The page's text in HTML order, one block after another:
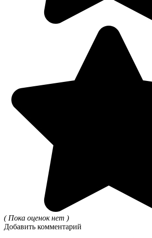
( Пока оценок нет )
Добавить комментарий